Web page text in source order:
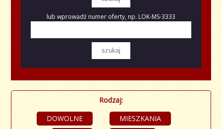
lub wprowadź numer oferty, np. LOK-MS-3333
Rodzaj:
DOWOLNE
MIESZKANIA